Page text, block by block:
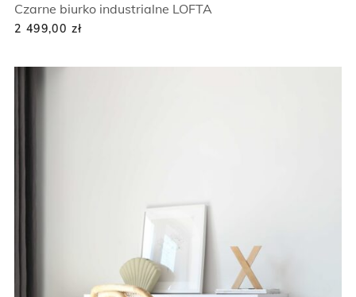
Czarne biurko industrialne LOFTA
2 499,00 zł